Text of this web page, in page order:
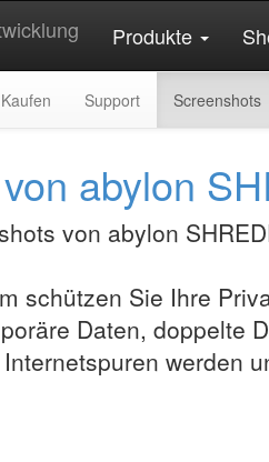
Produkte
Kaufen Support Screenshots
abylon
schützen Sie Ihre
Daten, doppelte
werden